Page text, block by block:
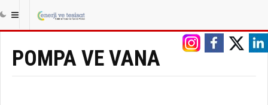
||| ANASAYFA TESISAT
POMPA VE VANA